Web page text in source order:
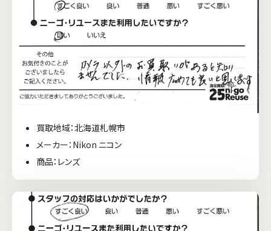
買取地域：北海道札幌市
メーカー：Nikon ニコン
商品：レンズ